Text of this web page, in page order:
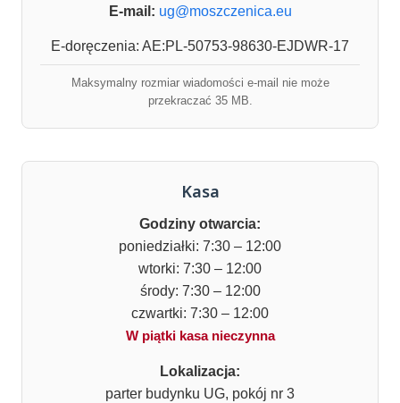
E-mail: ug@moszczenica.eu
E-doręczenia: AE:PL-50753-98630-EJDWR-17
Maksymalny rozmiar wiadomości e-mail nie może
przekraczać 35 MB.
Kasa
Godziny otwarcia:
poniedziałki: 7:30 – 12:00
wtorki: 7:30 – 12:00
środy: 7:30 – 12:00
czwartki: 7:30 – 12:00
W piątki kasa nieczynna
Lokalizacja:
parter budynku UG, pokój nr 3